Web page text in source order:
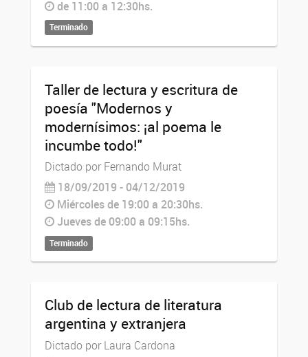
de 11:00 a 12:30hs.
Terminado
Taller de lectura y escritura de
poesía "Modernos y
modernísimos: ¡al poema le
incumbe todo!"
Dictado por Fernando Murat
18/09/2019 - 04/12/2019
Miércoles de 19:00 a 20:30hs.
Jueves de 09:00 a 09:15hs.
Terminado
Club de lectura de literatura
argentina y extranjera
Dictado por Laura Cardona